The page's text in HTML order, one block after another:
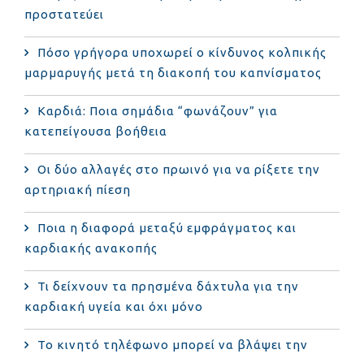
προστατεύει
Πόσο γρήγορα υποχωρεί ο κίνδυνος κολπικής
μαρμαρυγής μετά τη διακοπή του καπνίσματος
Καρδιά: Ποια σημάδια “φωνάζουν” για
κατεπείγουσα βοήθεια
Οι δύο αλλαγές στο πρωινό για να ρίξετε την
αρτηριακή πίεση
Ποια η διαφορά μεταξύ εμφράγματος και
καρδιακής ανακοπής
Τι δείχνουν τα πρησμένα δάχτυλα για την
καρδιακή υγεία και όχι μόνο
Το κινητό τηλέφωνο μπορεί να βλάψει την